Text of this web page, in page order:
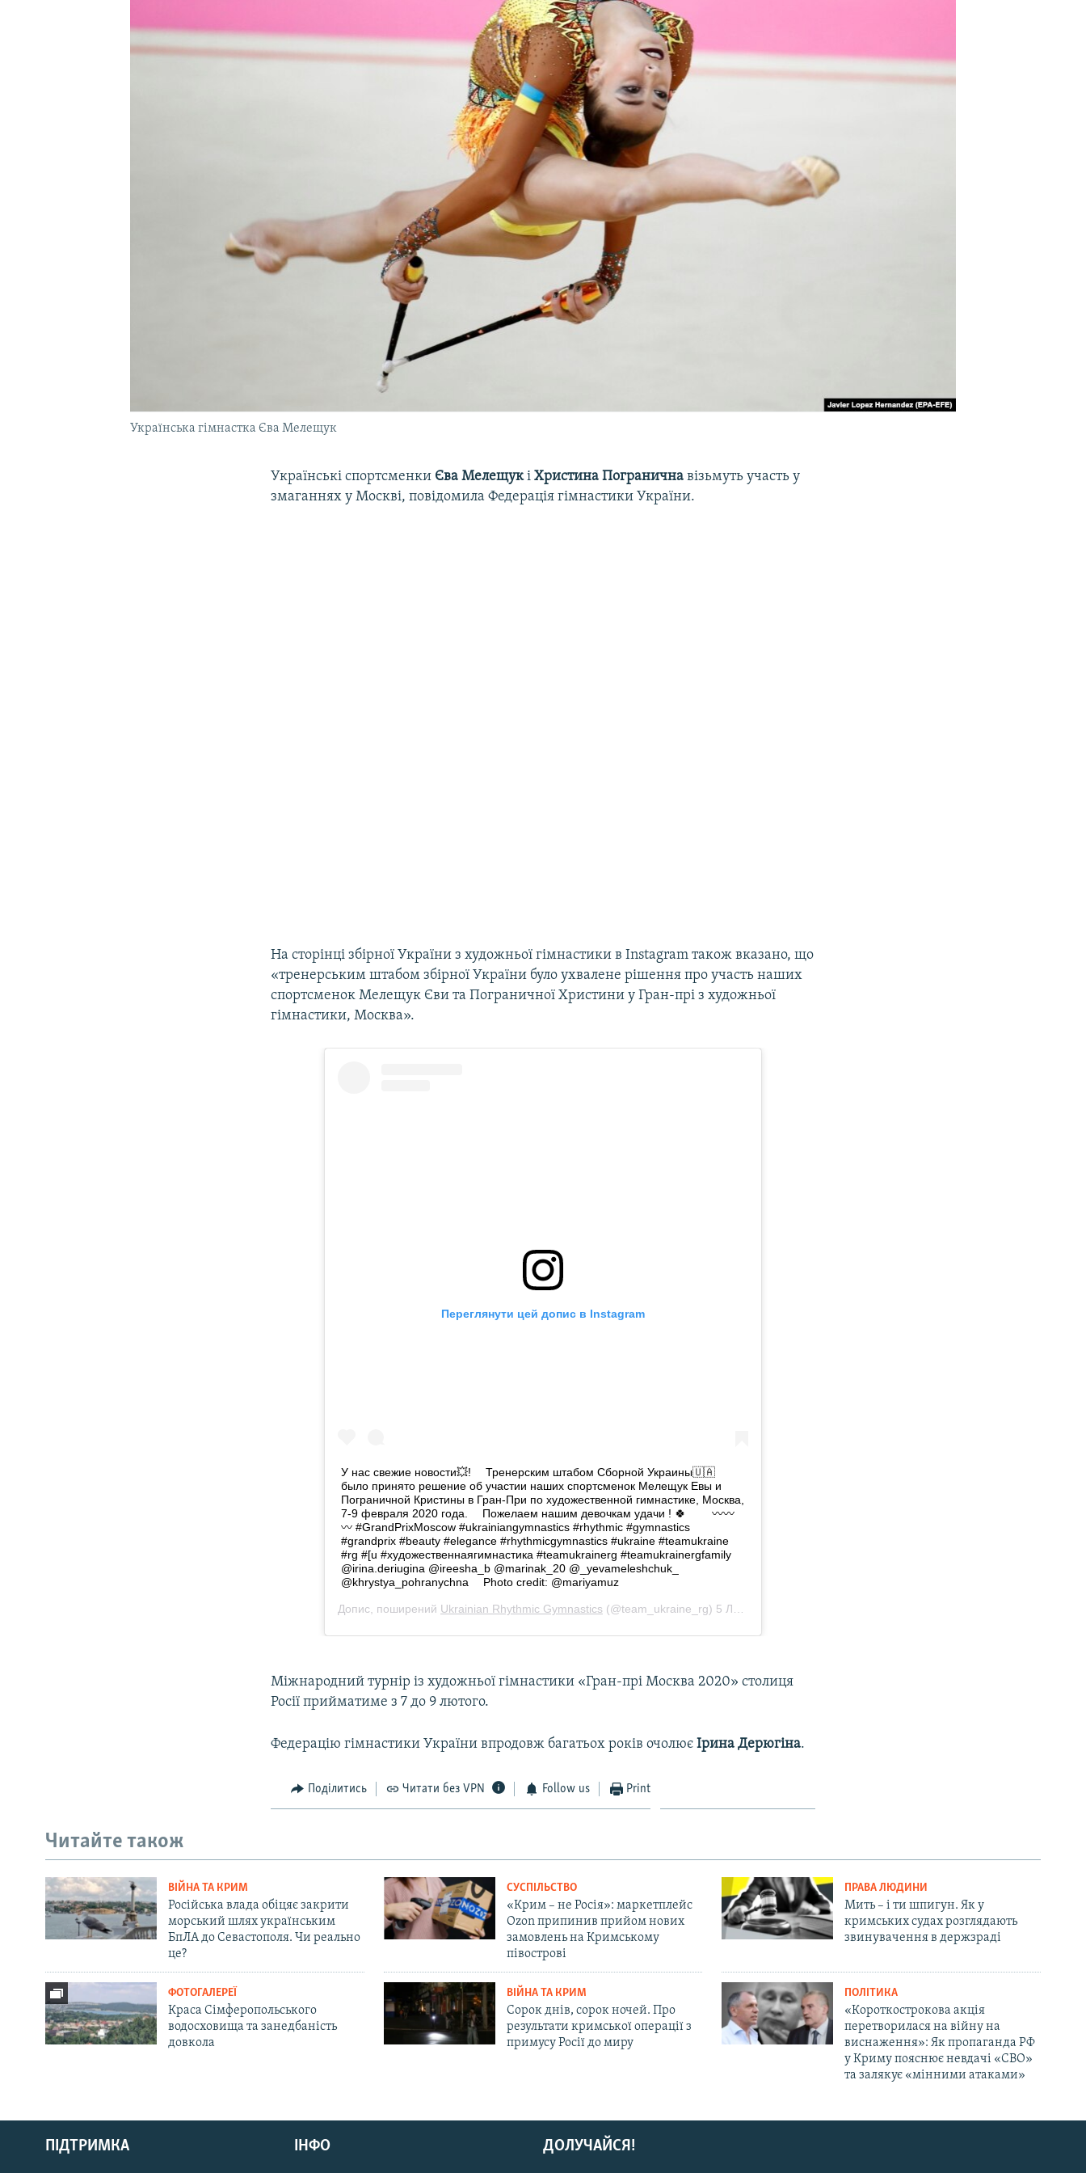
Русский
Qırımtatar
Українська гімнастка Єва Мелещук
Українські спортсменки Єва Мелещукі Христина Погранична візьмуть участь у
змаганнях у Москві, повідомила Федерація гімнастики України.
На сторінці збірної України з художньої гімнастики в Instagram також вказано, що
«тренерським штабом збірної України було ухвалене рішення про участь наших
спортсменок Мелещук Єви та Пограничної Христини у Гран-прі з художньої
гімнастики, Москва».
Міжнародний турнір із художньої гімнастики «Гран-прі Москва 2020» столиця
Росії прийматиме з 7 до 9 лютого.
Федерацію гімнастики України впродовж багатьох років очолюєІрина Дерюгіна.
Поділитись Читати без VPN Follow us Print
Читайте також
ВІЙНА ТА КРИМ
Російська влада обіцяє закрити
морський шлях українським
БпЛА до Севастополя. Чи реально
це?
СУСПІЛЬСТВО
«Крим – не Росія»: маркетплейс
Ozon припинив прийом нових
замовлень на Кримському
півострові
ПРАВА ЛЮДИНИ
Мить – і ти шпигун. Як у
кримських судах розглядають
звинувачення в держзраді
ФОТОГАЛЕРЕЇ
Краса Сімферопольського
водосховища та занедбаність
довкола
ВІЙНА ТА КРИМ
Сорок днів, сорок ночей. Про
результати кримської операції з
примусу Росії до миру
ПОЛІТИКА
«Короткострокова акція
перетворилася на війну на
виснаження»: Як пропаганда РФ
у Криму пояснює невдачі «СВО»
та залякує «мінними атаками»
ДОЛУЧАЙСЯ!
ПІДТРИМКА ІНФО